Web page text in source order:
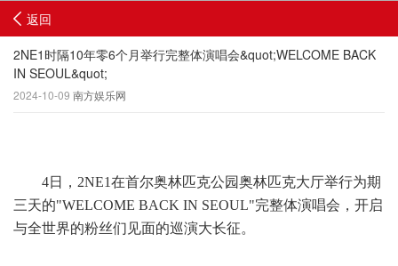
返回
2NE1时隔10年零6个月举行完整体演唱会&quot;WELCOME BACK
IN SEOUL&quot;
2024-10-09 南方娱乐网
4日，2NE1在首尔奥林匹克公园奥林匹克大厅举行为期
三天的"WELCOME BACK IN SEOUL"完整体演唱会，开启
与全世界的粉丝们见面的巡演大长征。